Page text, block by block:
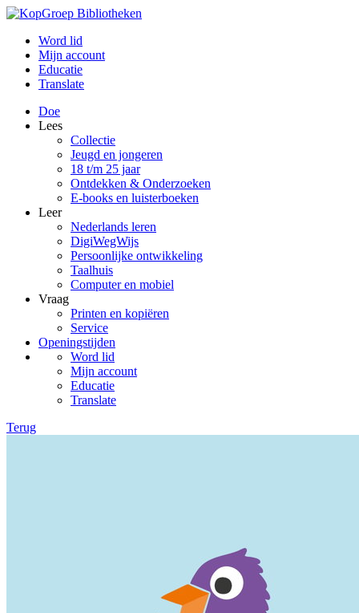
Word lid
Mijn account
Educatie
Translate
Doe
Lees
Collectie
Jeugd en jongeren
18 t/m 25 jaar
Ontdekken & Onderzoeken
E-books en luisterboeken
Leer
Nederlands leren
DigiWegWijs
Persoonlijke ontwikkeling
Taalhuis
Computer en mobiel
Vraag
Printen en kopiëren
Service
Openingstijden
Word lid
Mijn account
Educatie
Translate
Terug